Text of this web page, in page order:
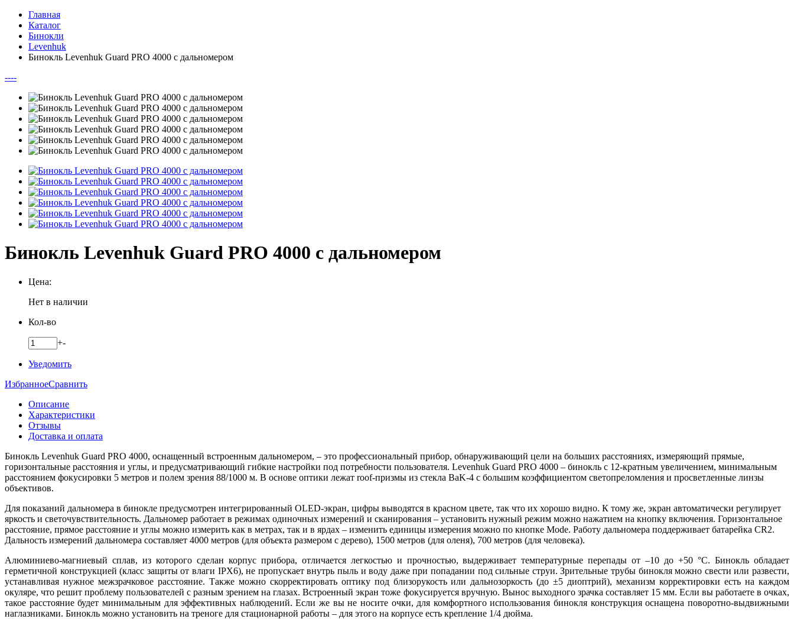
Главная
Каталог
Бинокли
Levenhuk
Бинокль Levenhuk Guard PRO 4000 с дальномером
----
Бинокль Levenhuk Guard PRO 4000 с дальномером
Цена:
Нет в наличии
Кол-во
+-
Уведомить
ИзбранноеСравнить
Описание
Характеристики
Отзывы
Доставка и оплата
Бинокль Levenhuk Guard PRO 4000, оснащенный встроенным дальномером, – это профессиональный прибор, обнаруживающий цели на больших расстояниях, измеряющий прямые,
горизонтальные расстояния и углы, и предусматривающий гибкие настройки под потребности пользователя. Levenhuk Guard PRO 4000 – бинокль с 12-кратным увеличением, минимальным
расстоянием фокусировки 5 метров и полем зрения 88/1000 м. В основе оптики лежат roof-призмы из стекла BaK-4 с большим коэффициентом светопреломления и просветленные линзы
объективов.
Для показаний дальномера в бинокле предусмотрен интегрированный OLED-экран, цифры выводятся в красном цвете, так что их хорошо видно. К тому же, экран автоматически регулирует
яркость и светочувствительность. Дальномер работает в режимах одиночных измерений и сканирования – установить нужный режим можно нажатием на кнопку включения. Горизонтальное
расстояние, прямое расстояние и углы можно измерить как в метрах, так и в ярдах – изменить единицы измерения можно по кнопке Mode. Работу дальномера поддерживает батарейка CR2.
Дальность измерений дальномера составляет 4000 метров (для объекта размером с дерево), 1500 метров (для оленя), 700 метров (для человека).
Алюминиево-магниевый сплав, из которого сделан корпус прибора, отличается легкостью и прочностью, выдерживает температурные перепады от –10 до +50 °С. Бинокль обладает
герметичной конструкцией (класс защиты от влаги IPX6), не пропускает внутрь пыль и воду даже при попадании под сильные струи. Зрительные трубы бинокля можно свести или развести,
устанавливая нужное межзрачковое расстояние. Также можно скорректировать оптику под близорукость или дальнозоркость (до ±5 диоптрий), механизм корректировки есть на каждом
окуляре, что решит проблему пользователей с разным зрением на глазах. Встроенный экран тоже фокусируется вручную. Вынос выходного зрачка составляет 15 мм. Если вы работаете в очках,
такое расстояние будет минимальным для эффективных наблюдений. Если же вы не носите очки, для комфортного использования бинокля конструкция оснащена поворотно-выдвижными
наглазниками. Бинокль можно установить на треноге для стационарной работы – для этого на корпусе есть крепление 1/4 дюйма.